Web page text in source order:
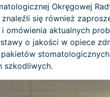
Okręgowej
się również
aktualnych
o jakości w opiece
szkodliwych.